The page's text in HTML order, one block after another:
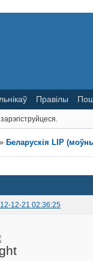
Правілы
» Беларускія LIP
12-21 02:36:25